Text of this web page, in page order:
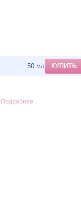
50 мл КУПИТЬ
Подробнее